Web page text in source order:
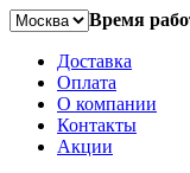
Время
Доставка
Оплата
О компании
Контакты
Акции